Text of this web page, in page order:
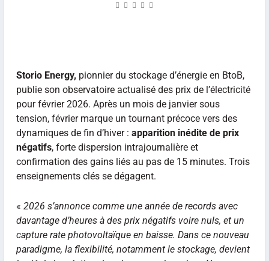
Storio Energy, pionnier du stockage d’énergie en BtoB,
publie son observatoire actualisé des prix de l’électricité
pour février 2026. Après un mois de janvier sous
tension, février marque un tournant précoce vers des
dynamiques de fin d’hiver : apparition inédite de prix
négatifs, forte dispersion intrajournalière et
confirmation des gains liés au pas de 15 minutes. Trois
enseignements clés se dégagent.
« 2026 s’annonce comme une année de records avec
davantage d’heures à des prix négatifs voire nuls, et un
capture rate photovoltaïque en baisse. Dans ce nouveau
paradigme, la flexibilité, notamment le stockage, devient